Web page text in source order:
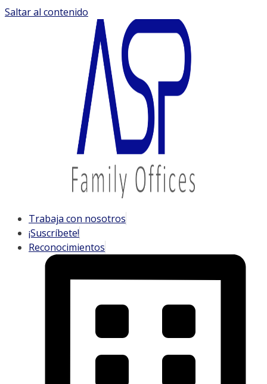
Saltar al contenido
Trabaja con nosotros
¡Suscríbete!
Reconocimientos